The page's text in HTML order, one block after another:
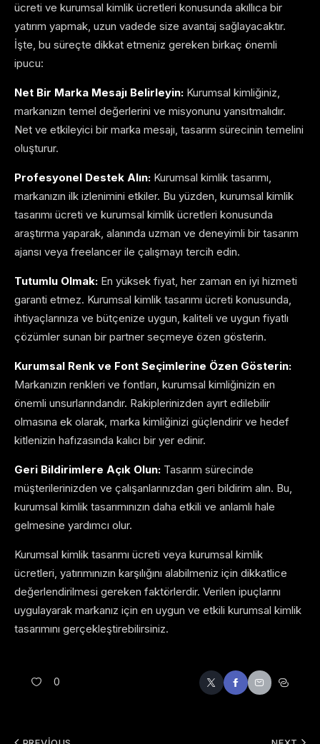
ücreti ve kurumsal kimlik ücretleri konusunda akıllıca bir
yatırım yapmak, uzun vadede size avantaj sağlayacaktır.
İşte, bu süreçte dikkat etmeniz gereken birkaç önemli
ipucu:
Net Bir Marka Mesajı Belirleyin: Kurumsal kimliğiniz,
markanızın temel değerlerini ve misyonunu yansıtmalıdır.
Net ve etkileyici bir marka mesajı, tasarım sürecinin temelini
oluşturur.
Profesyonel Destek Alın: Kurumsal kimlik tasarımı,
markanızın ilk izlenimini etkiler. Bu yüzden, kurumsal kimlik
tasarımı ücreti ve kurumsal kimlik ücretleri konusunda
araştırma yaparak, alanında uzman ve deneyimli bir tasarım
ajansı veya freelancer ile çalışmayı tercih edin.
Tutumlu Olmak: En yüksek fiyat, her zaman en iyi hizmeti
garanti etmez. Kurumsal kimlik tasarımı ücreti konusunda,
ihtiyaçlarınıza ve bütçenize uygun, kaliteli ve uygun fiyatlı
çözümler sunan bir partner seçmeye özen gösterin.
Kurumsal Renk ve Font Seçimlerine Özen Gösterin:
Markanızın renkleri ve fontları, kurumsal kimliğinizin en
önemli unsurlarındandır. Rakiplerinizden ayırt edilebilir
olmasına ek olarak, marka kimliğinizi güçlendirir ve hedef
kitlenizin hafızasında kalıcı bir yer edinir.
Geri Bildirimlere Açık Olun: Tasarım sürecinde
müşterilerinizden ve çalışanlarınızdan geri bildirim alın. Bu,
kurumsal kimlik tasarımınızın daha etkili ve anlamlı hale
gelmesine yardımcı olur.
Kurumsal kimlik tasarımı ücreti veya kurumsal kimlik
ücretleri, yatırımınızın karşılığını alabilmeniz için dikkatlice
değerlendirilmesi gereken faktörlerdir. Verilen ipuçlarını
uygulayarak markanız için en uygun ve etkili kurumsal kimlik
tasarımını gerçekleştirebilirsiniz.
0